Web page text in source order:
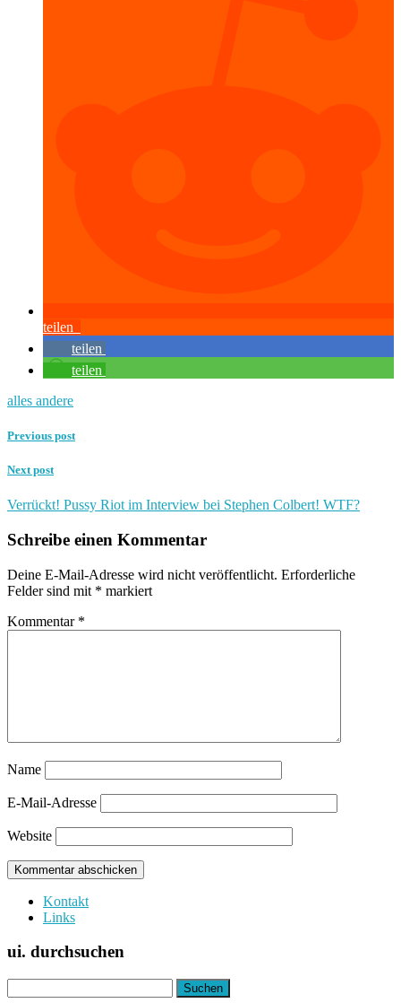
teilen
teilen
teilen
alles andere
Previous post
Next post
Verrückt! Pussy Riot im Interview bei Stephen Colbert! WTF?
Schreibe einen Kommentar
Deine E-Mail-Adresse wird nicht veröffentlicht. Erforderliche
Felder sind mit * markiert
Kommentar *
Name
E-Mail-Adresse
Website
Kontakt
Links
ui. durchsuchen